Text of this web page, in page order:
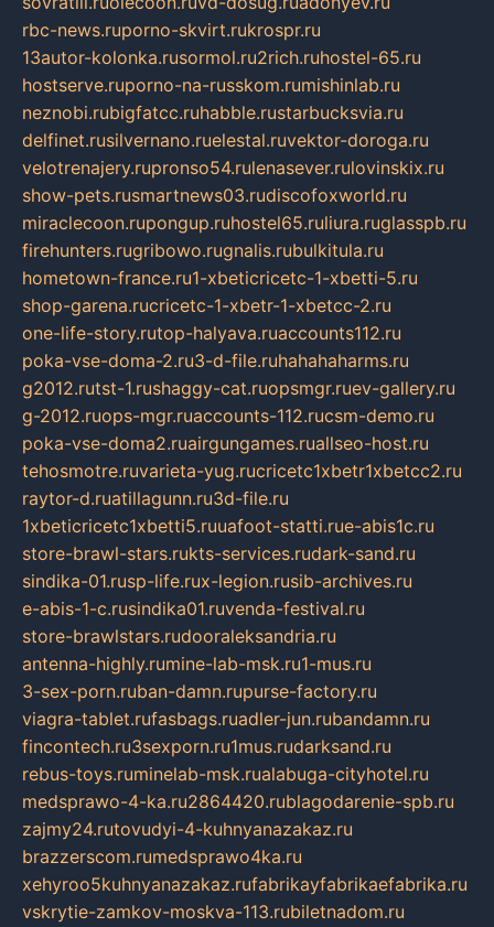
rbc-news.ruporno-skvirt.rukrospr.ru
13autor-kolonka.rusormol.ru2rich.ruhostel-65.ru
hostserve.ruporno-na-russkom.rumishinlab.ru
neznobi.rubigfatcc.ruhabble.rustarbucksvia.ru
delfinet.rusilvernano.ruelestal.ruvektor-doroga.ru
velotrenajery.rupronso54.rulenasever.rulovinskix.ru
show-pets.rusmartnews03.rudiscofoxworld.ru
miraclecoon.rupongup.ruhostel65.ruliura.ruglasspb.ru
firehunters.rugribowo.rugnalis.rubulkitula.ru
hometown-france.ru1-xbeticricetc-1-xbetti-5.ru
shop-garena.rucricetc-1-xbetr-1-xbetcc-2.ru
one-life-story.rutop-halyava.ruaccounts112.ru
poka-vse-doma-2.ru3-d-file.ruhahahaharms.ru
g2012.rutst-1.rushaggy-cat.ruopsmgr.ruev-gallery.ru
g-2012.ruops-mgr.ruaccounts-112.rucsm-demo.ru
poka-vse-doma2.ruairgungames.ruallseo-host.ru
tehosmotre.ruvarieta-yug.rucricetc1xbetr1xbetcc2.ru
raytor-d.ruatillagunn.ru3d-file.ru
1xbeticricetc1xbetti5.ruuafoot-statti.rue-abis1c.ru
store-brawl-stars.rukts-services.rudark-sand.ru
sindika-01.rusp-life.rux-legion.rusib-archives.ru
e-abis-1-c.rusindika01.ruvenda-festival.ru
store-brawlstars.rudooraleksandria.ru
antenna-highly.rumine-lab-msk.ru1-mus.ru
3-sex-porn.ruban-damn.rupurse-factory.ru
viagra-tablet.rufasbags.ruadler-jun.rubandamn.ru
fincontech.ru3sexporn.ru1mus.rudarksand.ru
rebus-toys.ruminelab-msk.rualabuga-cityhotel.ru
medsprawo-4-ka.ru2864420.rublagodarenie-spb.ru
zajmy24.rutovudyi-4-kuhnyanazakaz.ru
brazzerscom.rumedsprawo4ka.ru
xehyroo5kuhnyanazakaz.rufabrikayfabrikaefabrika.ru
vskrytie-zamkov-moskva-113.rubiletnadom.ru